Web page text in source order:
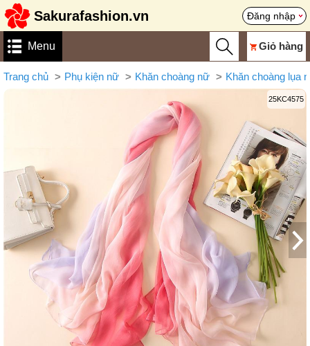
Sakurafashion.vn Đăng nhập
Menu Giỏ hàng
Trang chủ Phụ kiện nữ Khăn choàng nữ Khăn choàng lụa
25KC4575